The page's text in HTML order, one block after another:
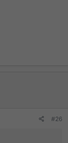
#26